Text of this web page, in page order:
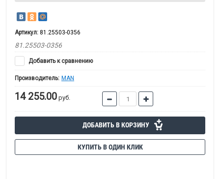
Артикул: 81.25503-0356
81.25503-0356
Добавить к сравнению
Производитель: MAN
14 255.00 руб.
ДОБАВИТЬ В КОРЗИНУ
КУПИТЬ В ОДИН КЛИК